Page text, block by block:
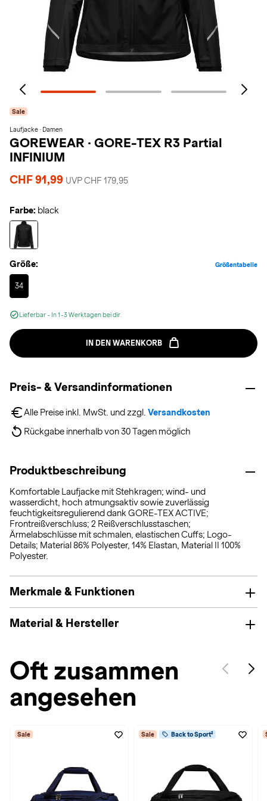
Sale
Laufjacke · Damen
GOREWEAR · GORE-TEX R3 Partial
INFINIUM
CHF 91,99 UVP CHF 179,95
Farbe: black
Größe: Größentabelle
34
Selected
Lieferbar - In 1-3 Werktagen bei dir.
IN DEN WARENKORB
Preis- & Versandinformationen
Alle Preise inkl. MwSt. und zzgl. Versandkosten
Rückgabe innerhalb von 30 Tagen möglich
Produktbeschreibung
Komfortable Laufjacke mit Stehkragen; wind- und
wasserdicht, hoch atmungsaktiv sowie zuverlässig
feuchtigkeitsregulierend dank GORE-TEX ACTIVE;
Frontreißverschluss; 2 Reißverschlusstaschen;
Ärmelabschlüsse mit schmalen, elastischen Cuffs; Logo-
Details; Material 86% Polyester, 14% Elastan, Material II 100%
Polyester.
Merkmale & Funktionen
Material & Hersteller
Oft zusammen
angesehen
Sale Sale Back to Sport²